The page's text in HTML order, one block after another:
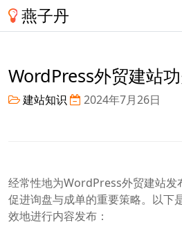
燕子丹
WordPress外贸建站
建站知识 2024年7月26日
经常性地为WordPress外贸建站发
促进询盘与成单的重要策略。以下
效地进行内容发布：